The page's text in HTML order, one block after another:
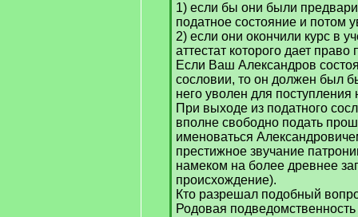
1) если бы они были
податное состояние и потом
2) если они окончили курс в
аттестат которого дает
Если Ваш Александров
сословии, то он должен был
него уволен для
При выходе из податного
вполне свободно подать
именоваться
престижное звучание
намеком на более древнее
происхождение).
Кто разрешал подобный
Родовая